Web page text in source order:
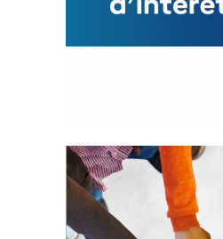
La prévention des
d’intérêts
18 septembre 2023
FEUILLETER